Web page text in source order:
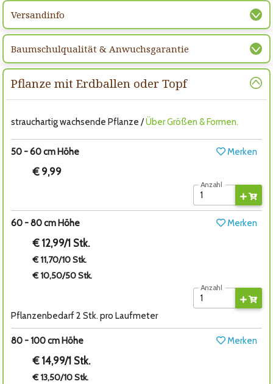
Versandinfo
Baumschulqualität & Anwuchsgarantie
Pflanze mit Erdballen oder Topf
strauchartig wachsende Pflanze /Über Größen & Formen.
50 - 60 cm Höhe Merken
€ 9,99
Anzahl
60 - 80 cm Höhe Merken
€ 12,99/1 Stk.
€ 11,70/10 Stk.
€ 10,50/50 Stk.
Anzahl
Pflanzenbedarf 2 Stk. pro Laufmeter
80 - 100 cm Höhe Merken
€ 14,99/1 Stk.
€ 13,50/10 Stk.